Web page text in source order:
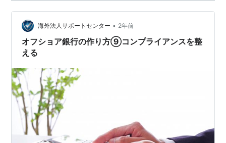
海外法人サポートセンター • 2年前
オフショア銀行の作り方⑨コンプライアンスを整
える